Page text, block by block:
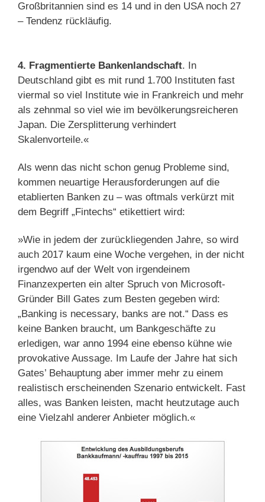
Großbritannien sind es 14 und in den USA noch 27
– Tendenz rückläufig.
4. Fragmentierte Bankenlandschaft. In
Deutschland gibt es mit rund 1.700 Instituten fast
viermal so viel Institute wie in Frankreich und mehr
als zehnmal so viel wie im bevölkerungsreicheren
Japan. Die Zersplitterung verhindert
Skalenvorteile.«
Als wenn das nicht schon genug Probleme sind,
kommen neuartige Herausforderungen auf die
etablierten Banken zu – was oftmals verkürzt mit
dem Begriff „Fintechs“ etikettiert wird:
»Wie in jedem der zurückliegenden Jahre, so wird
auch 2017 kaum eine Woche vergehen, in der nicht
irgendwo auf der Welt von irgendeinem
Finanzexperten ein alter Spruch von Microsoft-
Gründer Bill Gates zum Besten gegeben wird:
„Banking is necessary, banks are not.“ Dass es
keine Banken braucht, um Bankgeschäfte zu
erledigen, war anno 1994 eine ebenso kühne wie
provokative Aussage. Im Laufe der Jahre hat sich
Gates’ Behauptung aber immer mehr zu einem
realistisch erscheinenden Szenario entwickelt. Fast
alles, was Banken leisten, macht heutzutage auch
eine Vielzahl anderer Anbieter möglich.«